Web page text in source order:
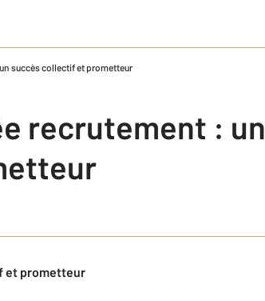
succès collectif et prometteur
recrutement : un
et prometteur